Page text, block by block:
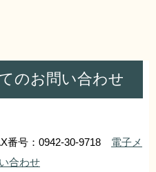
のお問い合わせ
番号：0942-30-9718 電子メ
合わせ